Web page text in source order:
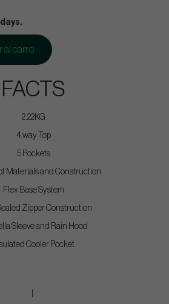
al carro
FACTS
2.22KG
4 way Top
5 Pockets
Materials and Construction
Flex Base System
Zipper Construction
Sleeve and Rain Hood
Cooler Pocket